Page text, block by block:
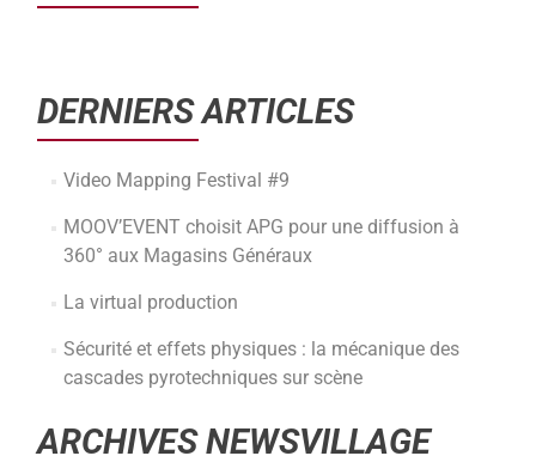
DERNIERS ARTICLES
Video Mapping Festival #9
MOOV’EVENT choisit APG pour une diffusion à
360° aux Magasins Généraux
La virtual production
Sécurité et effets physiques : la mécanique des
cascades pyrotechniques sur scène
ARCHIVES NEWSVILLAGE